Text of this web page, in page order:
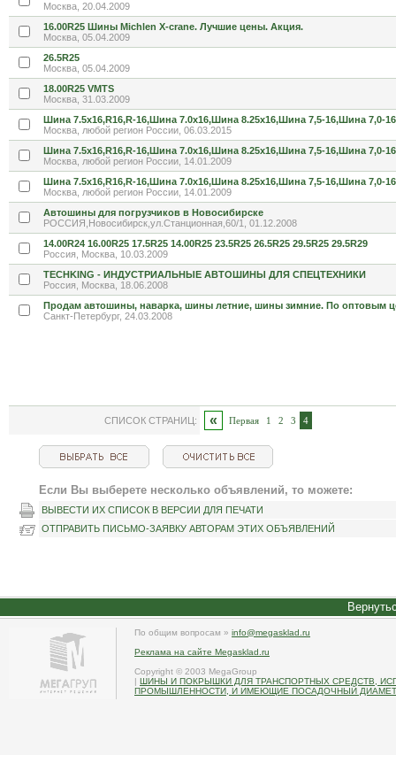
Москва, 20.04.2009
16.00R25 Шины Michlen X-crane. Лучшие цены. Акция.
Москва, 05.04.2009
26.5R25
Москва, 05.04.2009
18.00R25 VMTS
Москва, 31.03.2009
Шина 7.5х16,R16,R-16,Шина 7.0х16,Шина 8.25х16,Шина 7,5-16,Шина 7,0-
Москва, любой регион России, 06.03.2015
Шина 7.5х16,R16,R-16,Шина 7.0х16,Шина 8.25х16,Шина 7,5-16,Шина 7,0-
Москва, любой регион России, 14.01.2009
Шина 7.5х16,R16,R-16,Шина 7.0х16,Шина 8.25х16,Шина 7,5-16,Шина 7,0-
Москва, любой регион России, 14.01.2009
Автошины для погрузчиков в Новосибирске
РОССИЯ,Новосибирск,ул.Станционная,60/1, 01.12.2008
14.00R24 16.00R25 17.5R25 14.00R25 23.5R25 26.5R25 29.5R25 29.5R29
Россия, Москва, 10.03.2009
TECHKING - ИНДУСТРИАЛЬНЫЕ АВТОШИНЫ ДЛЯ СПЕЦТЕХНИКИ
Россия, Москва, 18.06.2008
Продам автошины, наварка, шины летние, шины зимние. По оптовым
Санкт-Петербург, 24.03.2008
СПИСОК СТРАНИЦ: « Первая 1 2 3 4
Если Вы выберете несколько объявлений, то можете:
ВЫВЕСТИ ИХ СПИСОК В ВЕРСИИ ДЛЯ ПЕЧАТИ
ОТПРАВИТЬ ПИСЬМО-ЗАЯВКУ АВТОРАМ ЭТИХ ОБЪЯВЛЕНИЙ
По общим вопросам » info@megasklad.ru
Реклама на сайте Megasklad.ru
Copyright © 2003 MegaGroup
| ШИНЫ И ПОКРЫШКИ ДЛЯ ТРАНСПОРТНЫХ СРЕДСТВ,
ПРОМЫШЛЕННОСТИ, И ИМЕЮЩИЕ ПОСАДОЧНЫЙ